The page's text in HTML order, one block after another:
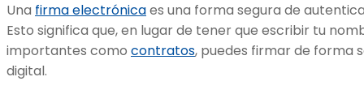
Una firma electrónicaes una forma segura de
Esto significa que, en lugar de tener que escribir tu
importantes como contratos, puedes firmar de forma
digital.